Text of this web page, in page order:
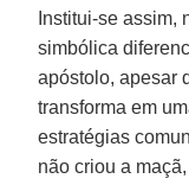
Institui-se assim,
simbólica
apóstolo, apesar
transforma em
estratégias
não criou a